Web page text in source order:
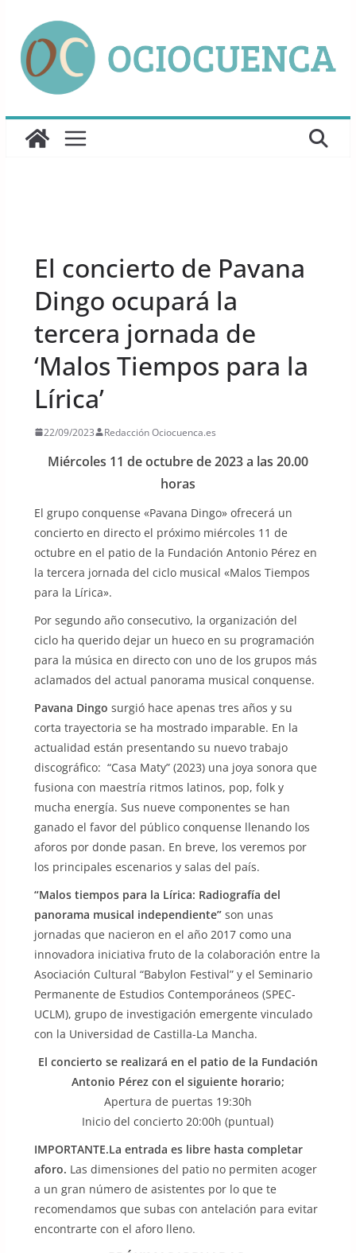
contenido
El concierto de Pavana
Dingo ocupará la
tercera jornada de
‘Malos Tiempos para la
Lírica’
22/09/2023 Redacción Ociocuenca.es
Miércoles 11 de octubre de 2023 a las 20.00
horas
El grupo conquense «Pavana Dingo» ofrecerá un
concierto en directo el próximo miércoles 11 de
octubre en el patio de la Fundación Antonio Pérez en
la tercera jornada del ciclo musical «Malos Tiempos
para la Lírica».
Por segundo año consecutivo, la organización del
ciclo ha querido dejar un hueco en su programación
para la música en directo con uno de los grupos más
aclamados del actual panorama musical conquense.
Pavana Dingo surgió hace apenas tres años y su
corta trayectoria se ha mostrado imparable. En la
actualidad están presentando su nuevo trabajo
discográfico: “Casa Maty” (2023) una joya sonora que
fusiona con maestría ritmos latinos, pop, folk y
mucha energía. Sus nueve componentes se han
ganado el favor del público conquense llenando los
aforos por donde pasan. En breve, los veremos por
los principales escenarios y salas del país.
“Malos tiempos para la Lírica: Radiografía del
panorama musical independiente”son unas
jornadas que nacieron en el año 2017 como una
innovadora iniciativa fruto de la colaboración entre la
Asociación Cultural “Babylon Festival” y el Seminario
Permanente de Estudios Contemporáneos (SPEC-
UCLM), grupo de investigación emergente vinculado
con la Universidad de Castilla-La Mancha.
El concierto se realizará en el patio de la Fundación
Antonio Pérez con el siguiente horario;
Apertura de puertas 19:30h
Inicio del concierto 20:00h (puntual)
IMPORTANTE.La entrada es libre hasta completar
aforo. Las dimensiones del patio no permiten acoger
a un gran número de asistentes por lo que te
recomendamos que subas con antelación para evitar
encontrarte con el aforo lleno.